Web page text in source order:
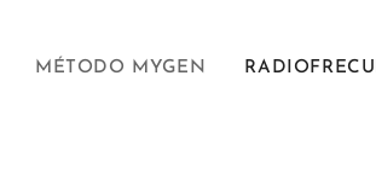
MÉTODO MYGEN